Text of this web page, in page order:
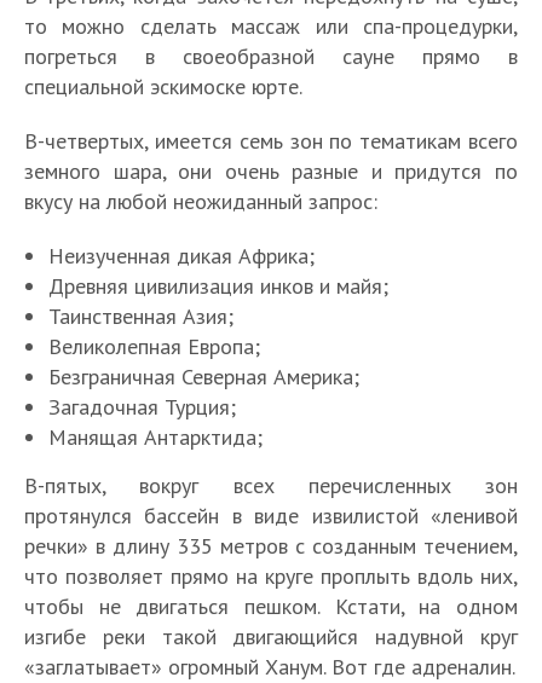
то можно сделать массаж или спа-процедурки,
погреться в своеобразной сауне прямо в
специальной эскимоске юрте.
В-четвертых, имеется семь зон по тематикам всего
земного шара, они очень разные и придутся по
вкусу на любой неожиданный запрос:
Неизученная дикая Африка;
Древняя цивилизация инков и майя;
Таинственная Азия;
Великолепная Европа;
Безграничная Северная Америка;
Загадочная Турция;
Манящая Антарктида;
В-пятых, вокруг всех перечисленных зон
протянулся бассейн в виде извилистой «ленивой
речки» в длину 335 метров с созданным течением,
что позволяет прямо на круге проплыть вдоль них,
чтобы не двигаться пешком. Кстати, на одном
изгибе реки такой двигающийся надувной круг
«заглатывает» огромный Ханум. Вот где адреналин.